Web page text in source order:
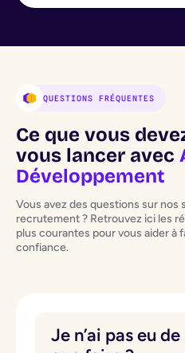
QUESTIONS FRÉQUENTES
Ce que vous
vous lancer avec
Développement
Vous avez des questions sur
recrutement ? Retrouvez ici les
plus courantes pour vous aider à
confiance.
Je n’ai pas eu